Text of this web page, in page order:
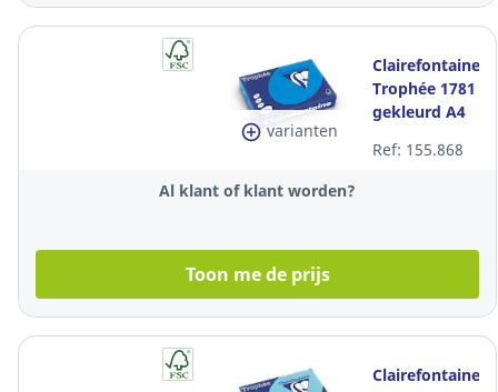
varianten
Clairefontaine
Trophée 1781
gekleurd A4
caraïbenblauw,
Ref: 155.868
Al klant of klant worden?
Toon me de prijs
Clairefontaine